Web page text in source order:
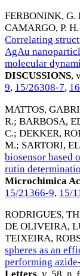
FERBONINK, G.
CAMARGO, P. H.
Correlating
AgAu
molecular
DISCUSSIONS,
9, 15/26308-7,
MATTOS,
R.; BARBOSA,
C.; DEKKER,
M.; SARTORI,
biosensor based
rutin
Microchimica
15/21366-9, 15/
RODRIGUES,
DE OLIVEIRA,
TEIXEIRA,
spheres as an
performing